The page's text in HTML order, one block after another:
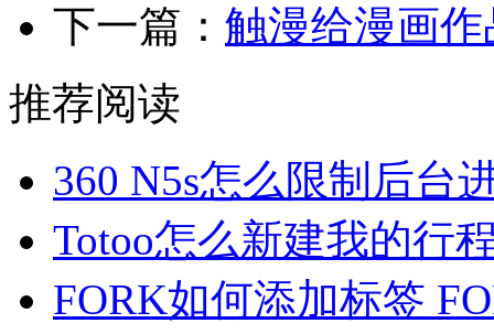
下一篇： 触漫给漫画
推荐阅读
360 N5s怎么限制后台
Totoo怎么新建我的行
FORK如何添加标签